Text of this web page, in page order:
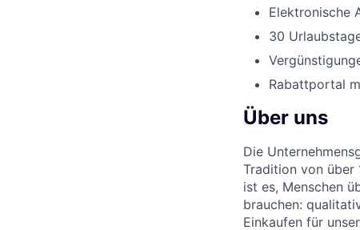
Elektronische
30
Rabattportal
Über uns
Die
Tradition von über
ist es, Menschen
brauchen:
Einkaufen für